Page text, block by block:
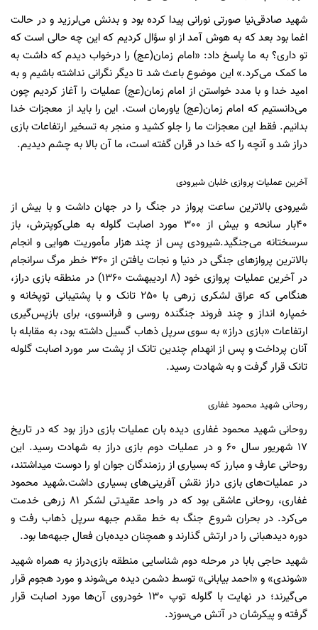
شهید صادقی‌نیا صورتی نورانی پیدا کرده بود و بدنش می‌لرزید و در حالت
اغما بود بعد که به هوش آمد از او سؤال کردیم که این چه حالی است که
تو داری؟ به ما پاسخ داد: «امام زمان(عج) را درخواب دیدم که داشت به
ما کمک می‌کرد.» این موضوع باعث شد تا دیگر نگرانی نداشته باشیم و به
امید خدا و با مدد خواستن از امام زمان(عج) عملیات را آغاز کردیم چون
می‌دانستیم که امام زمان(عج) یاورمان است. این را باید از معجزات خدا
بدانیم. فقط این معجزات ما را جلو کشید و منجر به تسخیر ارتفاعات بازی
دراز شد و آنچه را که خدا در قران گفته است، ما آن بالا به چشم دیدیم.
آخرین عملیات پروازی خلبان شیرودی
شیرودی بالاترین ساعت پرواز در جنگ را در جهان داشت و با بیش از
40‌بار سانحه و بیش از 300 مورد اصابت گلوله به هلی‌کوپترش، باز
سرسختانه می‌جنگید.شیرودی پس از چند هزار مأموریت هوایی و انجام
بالاترین پروازهای جنگی در دنیا و نجات یافتن از 360 خطر مرگ سرانجام
در آخرین عملیات پروازی خود (8 اردیبهشت 1360) در منطقه بازی دراز،
هنگامی که عراق لشکری زرهی با 250 تانک و با پشتیبانی توپخانه و
خمپاره‌ انداز و چند فروند جنگنده روسی و فرانسوی، برای بازپس‌گیری
ارتفاعات «بازی دراز» به سوی سرپل ذهاب گسیل داشته بود، به مقابله با
آنان پرداخت و پس از انهدام چندین تانک از پشت سر مورد اصابت گلوله
تانک قرار گرفت و به شهادت رسید.
روحانی شهید محمود غفاری
روحانی شهید محمود غفاری دیده بان عملیات بازی دراز بود که در تاریخ
17 شهریور سال 60 و در عملیات دوم بازی دراز به شهادت رسید. این
روحانی عارف و مبارز که بسیاری از رزمندگان جوان او را دوست میداشتند،
در عملیات‌های بازی دراز نقش آفرینی‌های بسیاری داشت.شهید محمود
غفاری، روحانی عاشقی بود که در واحد عقیدتی لشکر 81 زرهی خدمت
می‌کرد. در بحران شروع جنگ به خط مقدم جبهه سرپل ذهاب رفت و
دوره دیدهبانی را در ارتش گذارند و همچنان دیده‌بان فعال جبهه‌ها بود.
شهید حاجی بابا در مرحله دوم شناسایی منطقه بازی‌دراز به همراه شهید
«شوندی» و «احمد بیابانی» توسط دشمن دیده می‌شوند و مورد هجوم قرار
می‌گیرند؛ در نهایت با گلوله توپ 130 خودروی آن‌ها مورد اصابت قرار
گرفته و پیکرشان در آتش می‌سوزد.